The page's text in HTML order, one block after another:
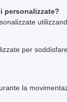
personalizzate?
per
la